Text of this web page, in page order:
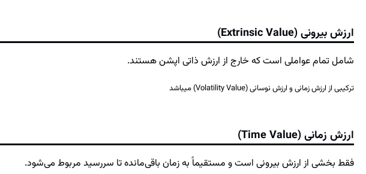
ارزش بیرونی (Extrinsic Value)
شامل تمام عواملی است که خارج از ارزش ذاتی اپشن هستند.
ترکیبی از ارزش زمانی و ارزش نوسانی (Volatility Value) میباشد
ارزش زمانی (Time Value)
فقط بخشی از ارزش بیرونی است و مستقیماً به زمان باقی‌مانده تا سررسید مربوط می‌شود.